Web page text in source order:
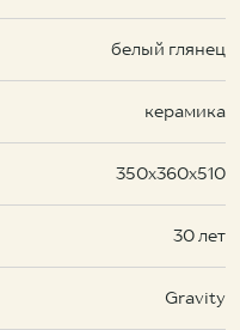
белый глянец
керамика
350х360х510
30 лет
Gravity